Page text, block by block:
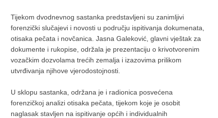
Tijekom dvodnevnog sastanka predstavljeni su zanimljivi
forenzički slučajevi i novosti u području ispitivanja dokumenata,
otisaka pečata i novčanica. Jasna Galeković, glavni vještak za
dokumente i rukopise, održala je prezentaciju o krivotvorenim
vozačkim dozvolama trećih zemalja i izazovima prilikom
utvrđivanja njihove vjerodostojnosti.
U sklopu sastanka, održana je i radionica posvećena
forenzičkoj analizi otisaka pečata, tijekom koje je osobit
naglasak stavljen na ispitivanje općih i individualnih